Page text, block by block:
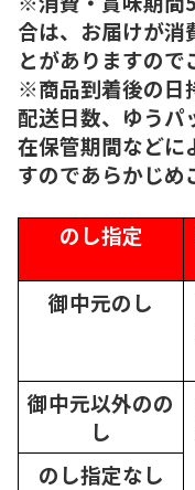
合は、お届けが消
とがありますので
※商品到着後の日
配送日数、ゆうパ
在保管期間などに
すのであらかじめ
のし指定
御中元のし
御中元以外のの
し
のし指定なし